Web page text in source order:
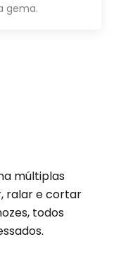
gema.
múltiplas
ralar e cortar
todos